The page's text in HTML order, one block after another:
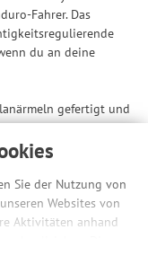
Sie der Nutzung von
Websites von
Aktivitäten anhand
Dies
Fahrer. Das
du an deine
gefertigt und
kann es unter
Eine dezente,
an der linken
Brust runden das